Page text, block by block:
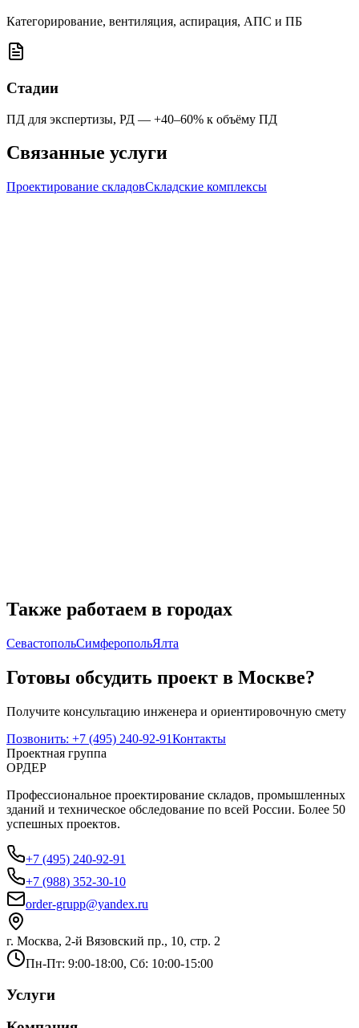
Категорирование, вентиляция, аспирация, АПС и ПБ
Стадии
ПД для экспертизы, РД — +40–60% к объёму ПД
Связанные услуги
Проектирование складовСкладские комплексы
Также работаем в городах
СевастопольСимферопольЯлта
Готовы обсудить проект в Москве?
Получите консультацию инженера и ориентировочную смету
Позвонить: +7 (495) 240-92-91Контакты
Проектная группа
ОРДЕР
Профессиональное проектирование складов, промышленных
зданий и техническое обследование по всей России. Более 50
успешных проектов.
+7 (495) 240-92-91
+7 (988) 352-30-10
order-grupp@yandex.ru
г. Москва, 2-й Вязовский пр., 10, стр. 2
Пн-Пт: 9:00-18:00, Сб: 10:00-15:00
Услуги